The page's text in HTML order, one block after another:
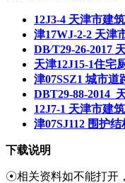
12J3-4 天津市建
津17WJ-2-2 天津
DB∕T29-26-2017
天津12J15-1住宅
津07SSZ1 城市
DBT29-88-2014_
12J7-1 天津市建
津07SJ112 围护
下载说明
☉相关资料如不能打开